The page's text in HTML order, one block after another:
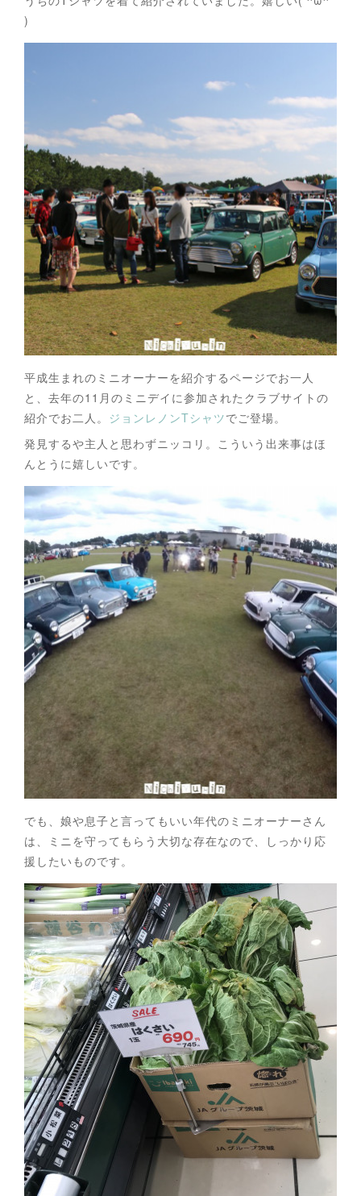
)
平成生まれのミニオーナーを紹介するページでお一人
と、去年の11月のミニデイに参加されたクラブサイトの
紹介でお二人。 ジョンレノンTシャツでご登場。
発見するや主人と思わずニッコリ。こういう出来事はほ
んとうに嬉しいです。
でも、娘や息子と言ってもいい年代のミニオーナーさん
は、ミニを守ってもらう大切な存在なので、しっかり応
援したいものです。